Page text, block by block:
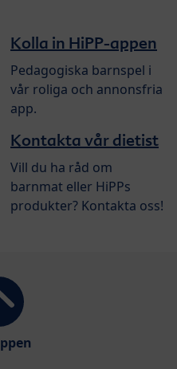
Kolla in HiPP-appen
Pedagogiska barnspel i
vår roliga och annonsfria
app.
Kontakta vår dietist
Vill du ha råd om
barnmat eller HiPPs
produkter? Kontakta oss!